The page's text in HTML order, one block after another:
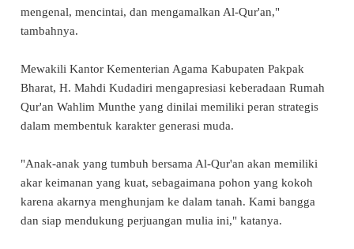
mengenal, mencintai, dan mengamalkan Al-Qur'an,"
tambahnya.
Mewakili Kantor Kementerian Agama Kabupaten Pakpak
Bharat, H. Mahdi Kudadiri mengapresiasi keberadaan Rumah
Qur'an Wahlim Munthe yang dinilai memiliki peran strategis
dalam membentuk karakter generasi muda.
"Anak-anak yang tumbuh bersama Al-Qur'an akan memiliki
akar keimanan yang kuat, sebagaimana pohon yang kokoh
karena akarnya menghunjam ke dalam tanah. Kami bangga
dan siap mendukung perjuangan mulia ini," katanya.